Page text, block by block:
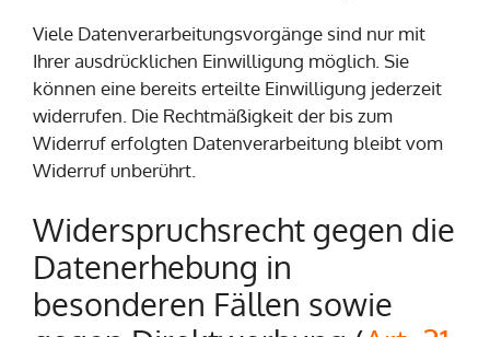
Viele Datenverarbeitungsvorgänge sind nur mit
Ihrer ausdrücklichen Einwilligung möglich. Sie
können eine bereits erteilte Einwilligung jederzeit
widerrufen. Die Rechtmäßigkeit der bis zum
Widerruf erfolgten Datenverarbeitung bleibt vom
Widerruf unberührt.
Widerspruchsrecht gegen die
Datenerhebung in
besonderen Fällen sowie